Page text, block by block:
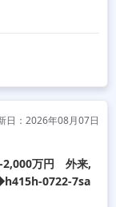
日：2026年08月07日
2,000万円 外来,
0722-7sa